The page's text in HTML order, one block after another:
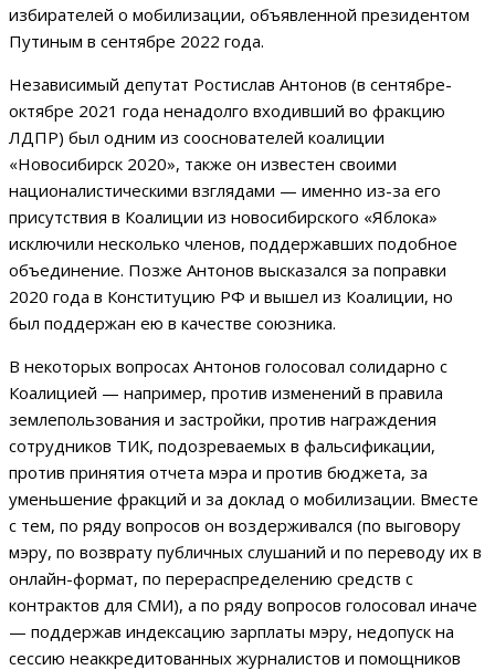
избирателей о мобилизации, объявленной президентом
Путиным в сентябре 2022 года.
Независимый депутат Ростислав Антонов (в сентябре-
октябре 2021 года ненадолго входивший во фракцию
ЛДПР) был одним из сооснователей коалиции
«Новосибирск 2020», также он известен своими
националистическими взглядами — именно из-за его
присутствия в Коалиции из новосибирского «Яблока»
исключили несколько членов, поддержавших подобное
объединение. Позже Антонов высказался за поправки
2020 года в Конституцию РФ и вышел из Коалиции, но
был поддержан ею в качестве союзника.
В некоторых вопросах Антонов голосовал солидарно с
Коалицией — например, против изменений в правила
землепользования и застройки, против награждения
сотрудников ТИК, подозреваемых в фальсификации,
против принятия отчета мэра и против бюджета, за
уменьшение фракций и за доклад о мобилизации. Вместе
с тем, по ряду вопросов он воздерживался (по выговору
мэру, по возврату публичных слушаний и по переводу их в
онлайн-формат, по перераспределению средств с
контрактов для СМИ), а по ряду вопросов голосовал иначе
— поддержав индексацию зарплаты мэру, недопуск на
сессию неаккредитованных журналистов и помощников